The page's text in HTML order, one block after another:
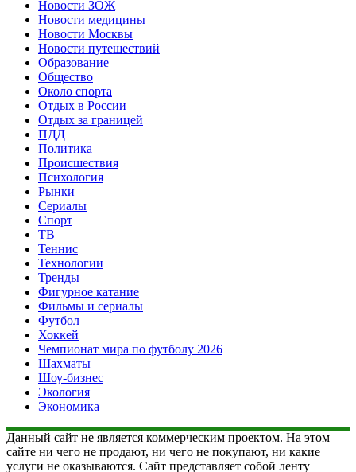
Новости ЗОЖ
Новости медицины
Новости Москвы
Новости путешествий
Образование
Общество
Около спорта
Отдых в России
Отдых за границей
ПДД
Политика
Происшествия
Психология
Рынки
Сериалы
Спорт
ТВ
Теннис
Технологии
Тренды
Фигурное катание
Фильмы и сериалы
Футбол
Хоккей
Чемпионат мира по футболу 2026
Шахматы
Шоу-бизнес
Экология
Экономика
Данный сайт не является коммерческим проектом. На этом
сайте ни чего не продают, ни чего не покупают, ни какие
услуги не оказываются. Сайт представляет собой ленту